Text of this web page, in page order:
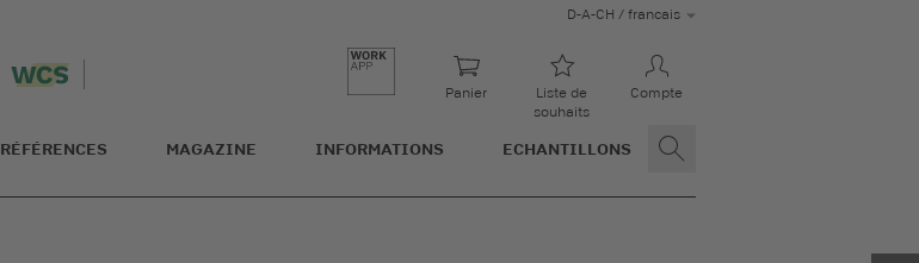
D-A-CH / francais
Panier
Liste de
souhaits
Compte
RÉFÉRENCES MAGAZINE INFORMATIONS ECHANTILLONS